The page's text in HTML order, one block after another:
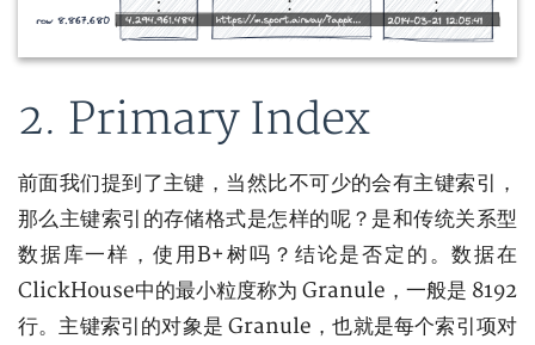
2. Primary Index
前面我们提到了主键，当然比不可少的会有主键索引，
那么主键索引的存储格式是怎样的呢？是和传统关系型
数据库一样，使用B+树吗？结论是否定的。数据在
ClickHouse中的最小粒度称为 Granule，一般是 8192
行。主键索引的对象是 Granule，也就是每个索引项对